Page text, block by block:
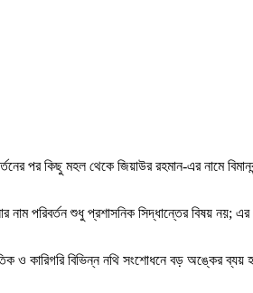
কিছু মহল থেকে জিয়াউর রহমান-এর নামে
নাম পরিবর্তন শুধু প্রশাসনিক সিদ্ধান্তের বিষয় নয়;
ও কারিগরি বিভিন্ন নথি সংশোধনে বড় অঙ্কের ব্যয়